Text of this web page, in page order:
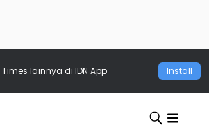
Times lainnya di IDN App Install